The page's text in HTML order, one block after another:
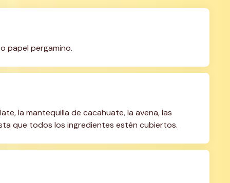
papel pergamino.
la mantequilla de cacahuate, la avena, las
que todos los ingredientes estén cubiertos.